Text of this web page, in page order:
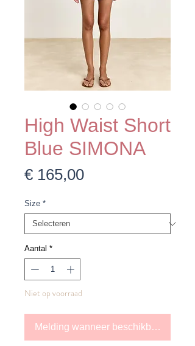
High Waist Short
Blue SIMONA
€ 165,00Prijs
Size *
Aantal *
Niet op voorraad
Melding wanneer beschikbaar